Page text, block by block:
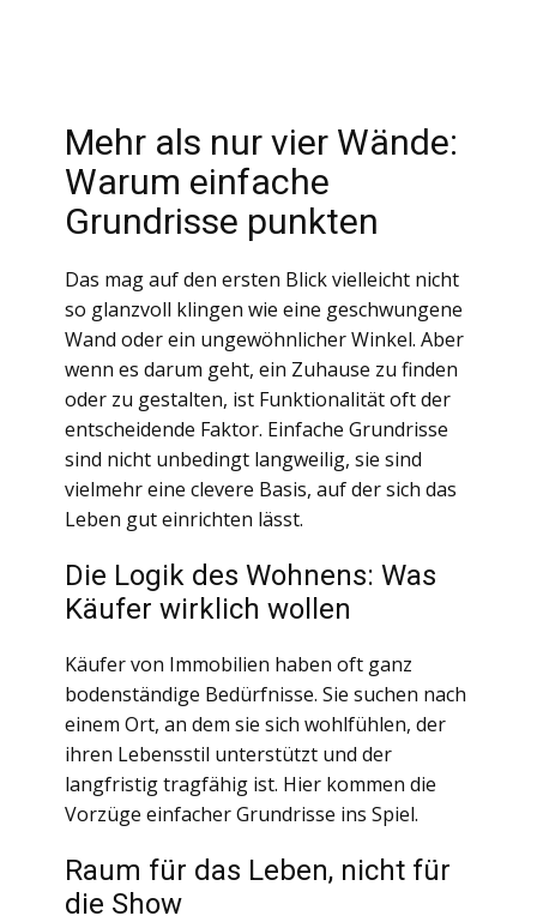
Mehr als nur vier Wände:
Warum einfache
Grundrisse punkten
Das mag auf den ersten Blick vielleicht nicht
so glanzvoll klingen wie eine geschwungene
Wand oder ein ungewöhnlicher Winkel. Aber
wenn es darum geht, ein Zuhause zu finden
oder zu gestalten, ist Funktionalität oft der
entscheidende Faktor. Einfache Grundrisse
sind nicht unbedingt langweilig, sie sind
vielmehr eine clevere Basis, auf der sich das
Leben gut einrichten lässt.
Die Logik des Wohnens: Was
Käufer wirklich wollen
Käufer von Immobilien haben oft ganz
bodenständige Bedürfnisse. Sie suchen nach
einem Ort, an dem sie sich wohlfühlen, der
ihren Lebensstil unterstützt und der
langfristig tragfähig ist. Hier kommen die
Vorzüge einfacher Grundrisse ins Spiel.
Raum für das Leben, nicht für
die Show